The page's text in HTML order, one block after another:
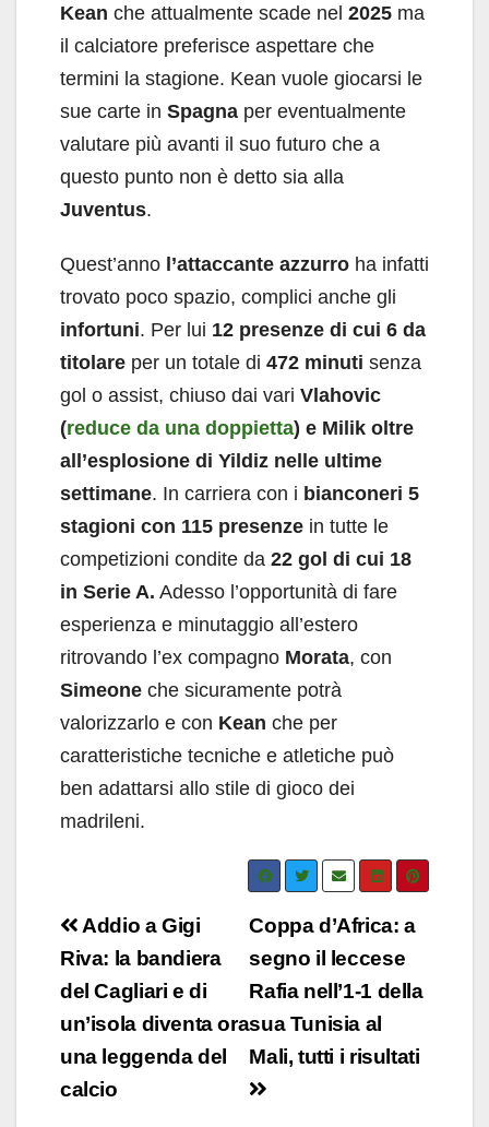
Kean che attualmente scade nel 2025 ma
il calciatore preferisce aspettare che
termini la stagione. Kean vuole giocarsi le
sue carte in Spagna per eventualmente
valutare più avanti il suo futuro che a
questo punto non è detto sia alla
Juventus.
Quest’anno l’attaccante azzurro ha infatti
trovato poco spazio, complici anche gli
infortuni. Per lui 12 presenze di cui 6 da
titolare per un totale di 472 minuti senza
gol o assist, chiuso dai vari Vlahovic
(reduce da una doppietta) e Milik oltre
all’esplosione di Yildiz nelle ultime
settimane. In carriera con i bianconeri 5
stagioni con 115 presenze in tutte le
competizioni condite da 22 gol di cui 18
in Serie A. Adesso l’opportunità di fare
esperienza e minutaggio all’estero
ritrovando l’ex compagno Morata, con
Simeone che sicuramente potrà
valorizzarlo e con Kean che per
caratteristiche tecniche e atletiche può
ben adattarsi allo stile di gioco dei
madrileni.
Navigazione
articoli
Coppa d’Africa: a
segno il leccese
Rafia nell’1-1 della
sua Tunisia al
Mali, tutti i risultati
Addio a Gigi
Riva: la bandiera
del Cagliari e di
un’isola diventa ora
una leggenda del
calcio